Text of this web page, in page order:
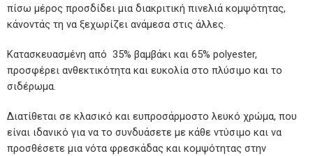
πίσω μέρος προσδίδει μια διακριτική πινελιά κομψότητας,
κάνοντάς τη να ξεχωρίζει ανάμεσα στις άλλες.
Κατασκευασμένη από 35% βαμβάκι και 65% polyester,
προσφέρει ανθεκτικότητα και ευκολία στο πλύσιμο και το
σιδέρωμα.
Διατίθεται σε κλασικό και ευπροσάρμοστο λευκό χρώμα, που
είναι ιδανικό για να το συνδυάσετε με κάθε ντύσιμο και να
προσθέσετε μια νότα φρεσκάδας και κομψότητας στην